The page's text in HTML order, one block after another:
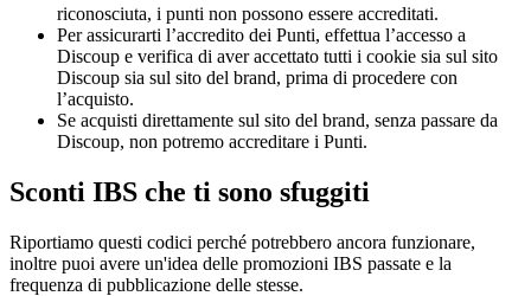
riconosciuta, i punti non possono essere accreditati.
Per assicurarti l’accredito dei Punti, effettua l’accesso a
Discoup e verifica di aver accettato tutti i cookie sia sul sito
Discoup sia sul sito del brand, prima di procedere con
l’acquisto.
Se acquisti direttamente sul sito del brand, senza passare da
Discoup, non potremo accreditare i Punti.
Sconti IBS che ti sono sfuggiti
Riportiamo questi codici perché potrebbero ancora funzionare,
inoltre puoi avere un'idea delle promozioni IBS passate e la
frequenza di pubblicazione delle stesse.